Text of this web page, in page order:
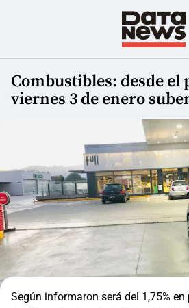
Combustibles: desde el
viernes 3 de enero
Según informaron será del 1,75%